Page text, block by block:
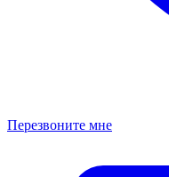
Перезвоните мне